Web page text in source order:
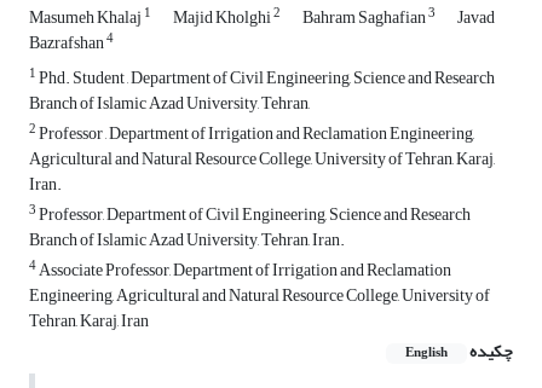
Masumeh Khalaj 1 Majid Kholghi2 Bahram Saghafian3 Javad
Bazrafshan4
1Phd. Student , Department of Civil Engineering, Science and Research
Branch of Islamic Azad University, Tehran,
2Professor , Department of Irrigation and Reclamation Engineering,
Agricultural and Natural Resource College, University of Tehran, Karaj,
Iran.
3Professor, Department of Civil Engineering, Science and Research
Branch of Islamic Azad University, Tehran, Iran.
4Associate Professor, Department of Irrigation and Reclamation
Engineering, Agricultural and Natural Resource College, University of
Tehran, Karaj, Iran
چکیده
English